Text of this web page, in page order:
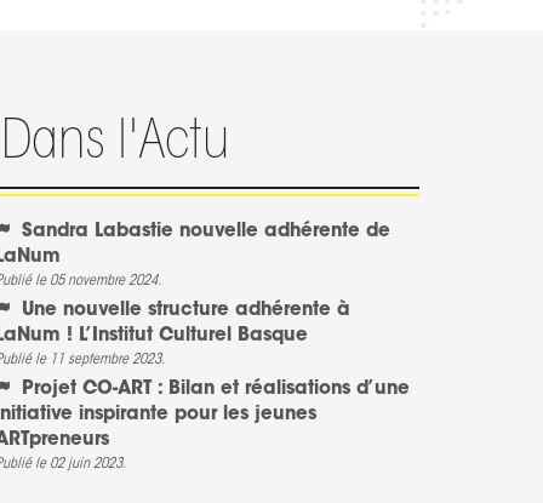
Dans l'Actu
Sandra Labastie nouvelle adhérente de
le 05 novembre 2024.
Une nouvelle structure adhérente à
! L’Institut Culturel Basque
le 11 septembre 2023.
Projet CO-ART : Bilan et réalisations d’une
inspirante pour les jeunes
le 02 juin 2023.